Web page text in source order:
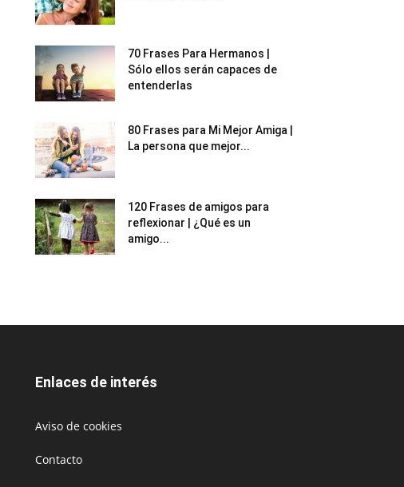
70 Frases Para Hermanos |
Sólo ellos serán capaces de
entenderlas
80 Frases para Mi Mejor Amiga |
La persona que mejor...
120 Frases de amigos para
reflexionar | ¿Qué es un
amigo...
Enlaces de interés
Aviso de cookies
Contacto